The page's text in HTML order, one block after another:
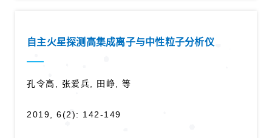
自主火星探测高集成离子与中性粒子分析仪
孔令高, 张爱兵, 田峥, 等
2019, 6(2): 142-149